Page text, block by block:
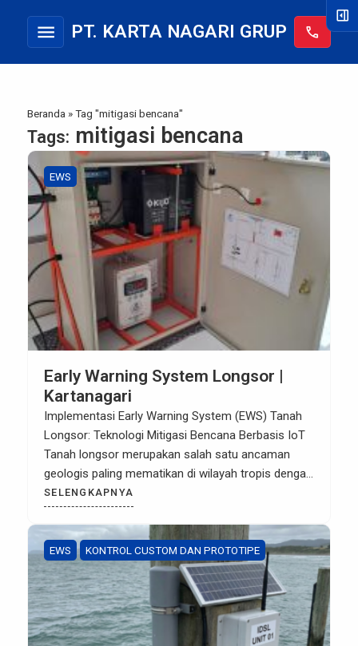
menu PT. KARTA NAGARI GRUP call
Beranda »Tag "mitigasi bencana"
Tags: mitigasi bencana
EWS
Early Warning System Longsor |
Kartanagari
Implementasi Early Warning System (EWS) Tanah
Longsor: Teknologi Mitigasi Bencana Berbasis IoT
Tanah longsor merupakan salah satu ancaman
geologis paling mematikan di wilayah tropis dengan
curah hujan tinggi seperti Indonesia. Untuk
meminimalkan risiko kehilangan jiwa dan kerusakan
infrastruktur, penerapan Early Warning System
(EWS) tanah longsor yang akurat bukan lagi pilihan,
melainkan keharusan strategis bagi pemerintah […]
SELENGKAPNYA
EWS KONTROL CUSTOM DAN PROTOTIPE
right_panel_open